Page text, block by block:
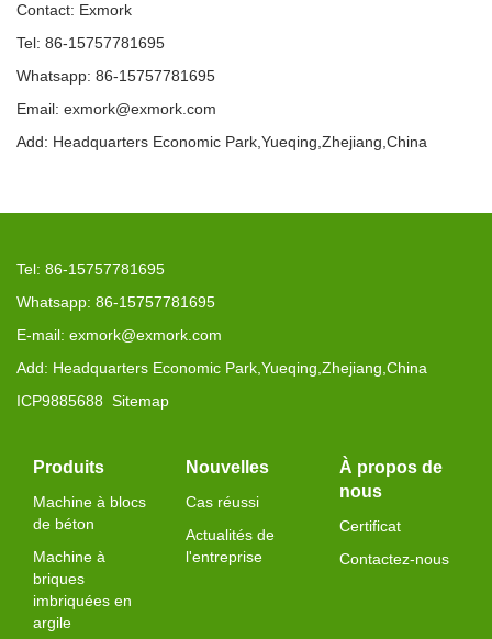
Contact: Exmork
Tel: 86-15757781695
Whatsapp: 86-15757781695
Email: exmork@exmork.com
Add: Headquarters Economic Park,Yueqing,Zhejiang,China
Tel: 86-15757781695
Whatsapp: 86-15757781695
E-mail: exmork@exmork.com
Add: Headquarters Economic Park,Yueqing,Zhejiang,China
ICP9885688 Sitemap
Produits
Machine à blocs
de béton
Machine à
briques
imbriquées en
argile
Nouvelles
Cas réussi
Actualités de
l'entreprise
À propos de
nous
Certificat
Contactez-nous